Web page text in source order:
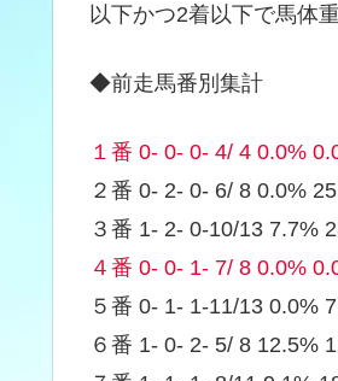
以下かつ2着以下で馬体
◆前走馬番別集計
１番 0- 0- 0- 4/ 4 0.0%
２番 0- 2- 0- 6/ 8 0.0%
３番 1- 2- 0-10/13 7.7%
４番 0- 0- 1- 7/ 8 0.0%
５番 0- 1- 1-11/13 0.0%
６番 1- 0- 2- 5/ 8 12.5%